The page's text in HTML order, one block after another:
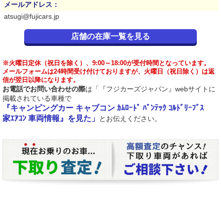
メールアドレス：
atsugi@fujicars.jp
店舗の在庫一覧を見る
※火曜日定休（祝日を除く）、9:00～18:00が受付時間となっています。
メールフォームは24時間受け付けておりますが、火曜日（祝日除く）は返
信が翌日以降になります。
お電話でお問い合わせの際は「『フジカーズジャパン』webサイトに
掲載されている車種で
『キャンピングカー キャブコン ｶﾑﾛｰﾄﾞ ﾊﾞﾝﾃｯｸ ｺﾙﾄﾞﾘｰﾌﾞｽ
家ｴｱｺﾝ 車両情報』を見た」
とお伝えください。